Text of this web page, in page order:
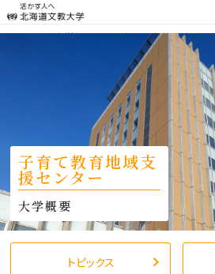
HOME 子育て教育地域支援セ
子育て教育地域支
援センター
トピックス